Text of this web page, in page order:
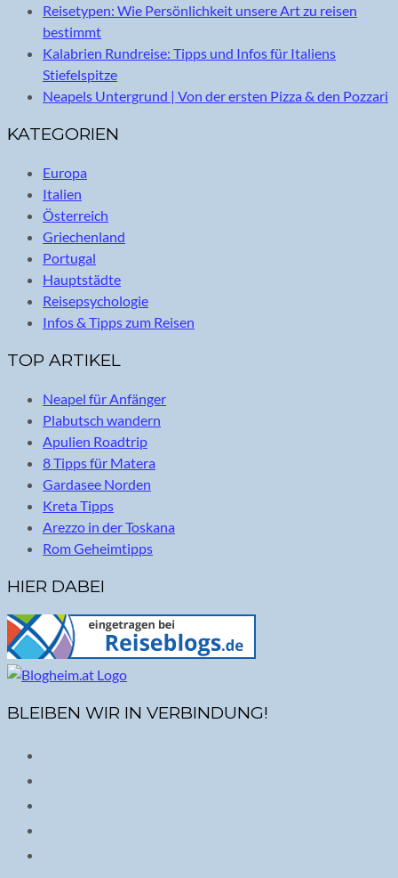
Reisetypen: Wie Persönlichkeit unsere Art zu reisen
bestimmt
Kalabrien Rundreise: Tipps und Infos für Italiens
Stiefelspitze
Neapels Untergrund | Von der ersten Pizza & den Pozzari
KATEGORIEN
Europa
Italien
Österreich
Griechenland
Portugal
Hauptstädte
Reisepsychologie
Infos & Tipps zum Reisen
TOP ARTIKEL
Neapel für Anfänger
Plabutsch wandern
Apulien Roadtrip
8 Tipps für Matera
Gardasee Norden
Kreta Tipps
Arezzo in der Toskana
Rom Geheimtipps
HIER DABEI
BLEIBEN WIR IN VERBINDUNG!